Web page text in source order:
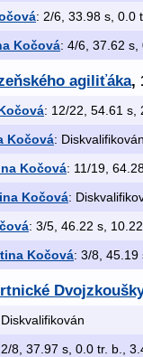
: 2/6, 33.98 s, 0.0
Kočová: 4/6, 37.62 s,
agiliťáka,
: 12/22, 54.61 s,
Kočová: Diskvalifikován
Kočová: 11/19,
Kočová:
: 3/5, 46.22 s,
Kočová: 3/8, 45.19
Dvojzkoušky
8, 37.97 s, 0.0 tr. b.,